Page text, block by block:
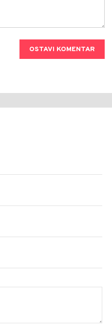
OSTAVI KOMENTAR